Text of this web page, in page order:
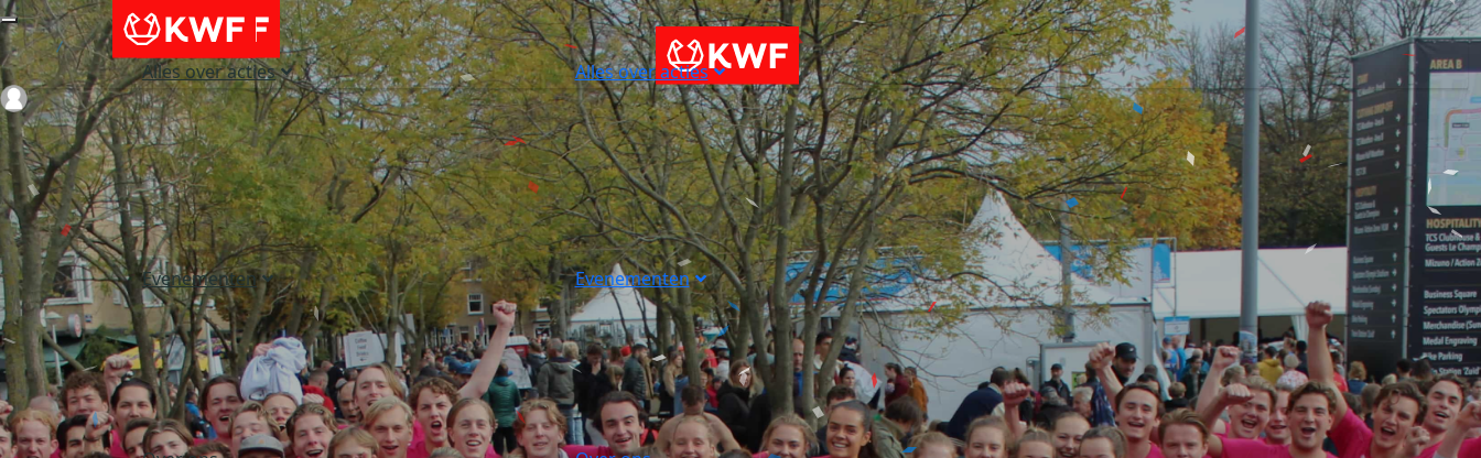
Alles over acties
Evenementen
Alles over acties
Evenementen
Login